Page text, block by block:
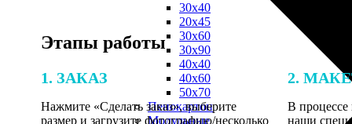
30х40
20х45
30х60
30х90
40х40
40х60
50х70
Пенокартон
Модульные
Этапы работы
1. ЗАКАЗ
Нажмите «Сделать заказ», выберите
размер и загрузите фотографию/несколько
2.
В процессе
наши